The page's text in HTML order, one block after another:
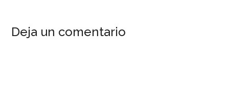
Deja un comentario